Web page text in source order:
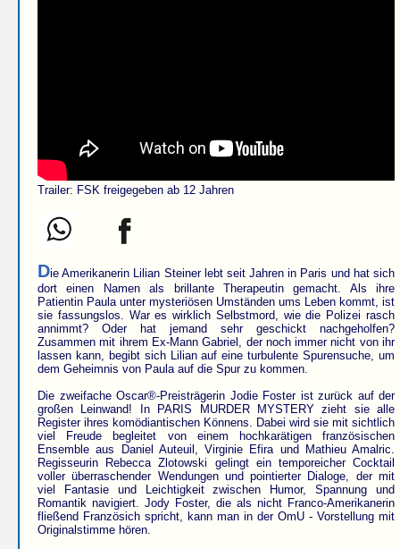
Trailer: FSK freigegeben ab 12 Jahren
Die Amerikanerin Lilian Steiner lebt seit Jahren in Paris und hat sich
dort einen Namen als brillante Therapeutin gemacht. Als ihre
Patientin Paula unter mysteriösen Umständen ums Leben kommt, ist
sie fassungslos. War es wirklich Selbstmord, wie die Polizei rasch
annimmt? Oder hat jemand sehr geschickt nachgeholfen?
Zusammen mit ihrem Ex-Mann Gabriel, der noch immer nicht von ihr
lassen kann, begibt sich Lilian auf eine turbulente Spurensuche, um
dem Geheimnis von Paula auf die Spur zu kommen.
Die zweifache Oscar®-Preisträgerin Jodie Foster ist zurück auf der
großen Leinwand! In PARIS MURDER MYSTERY zieht sie alle
Register ihres komödiantischen Könnens. Dabei wird sie mit sichtlich
viel Freude begleitet von einem hochkarätigen französischen
Ensemble aus Daniel Auteuil, Virginie Efira und Mathieu Amalric.
Regisseurin Rebecca Zlotowski gelingt ein temporeicher Cocktail
voller überraschender Wendungen und pointierter Dialoge, der mit
viel Fantasie und Leichtigkeit zwischen Humor, Spannung und
Romantik navigiert. Jody Foster, die als nicht Franco-Amerikanerin
fließend Französich spricht, kann man in der OmU - Vorstellung mit
Originalstimme hören.